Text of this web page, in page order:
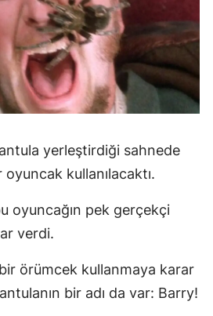
yerleştirdiği sahnede
kullanılacaktı.
oyuncağın pek gerçekçi
verdi.
örümcek kullanmaya karar
bir adı da var: Barry!